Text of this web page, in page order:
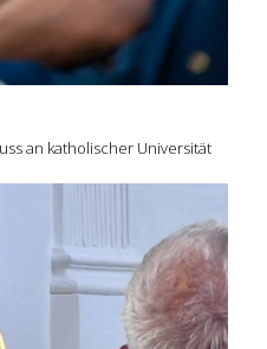
an katholischer Universität